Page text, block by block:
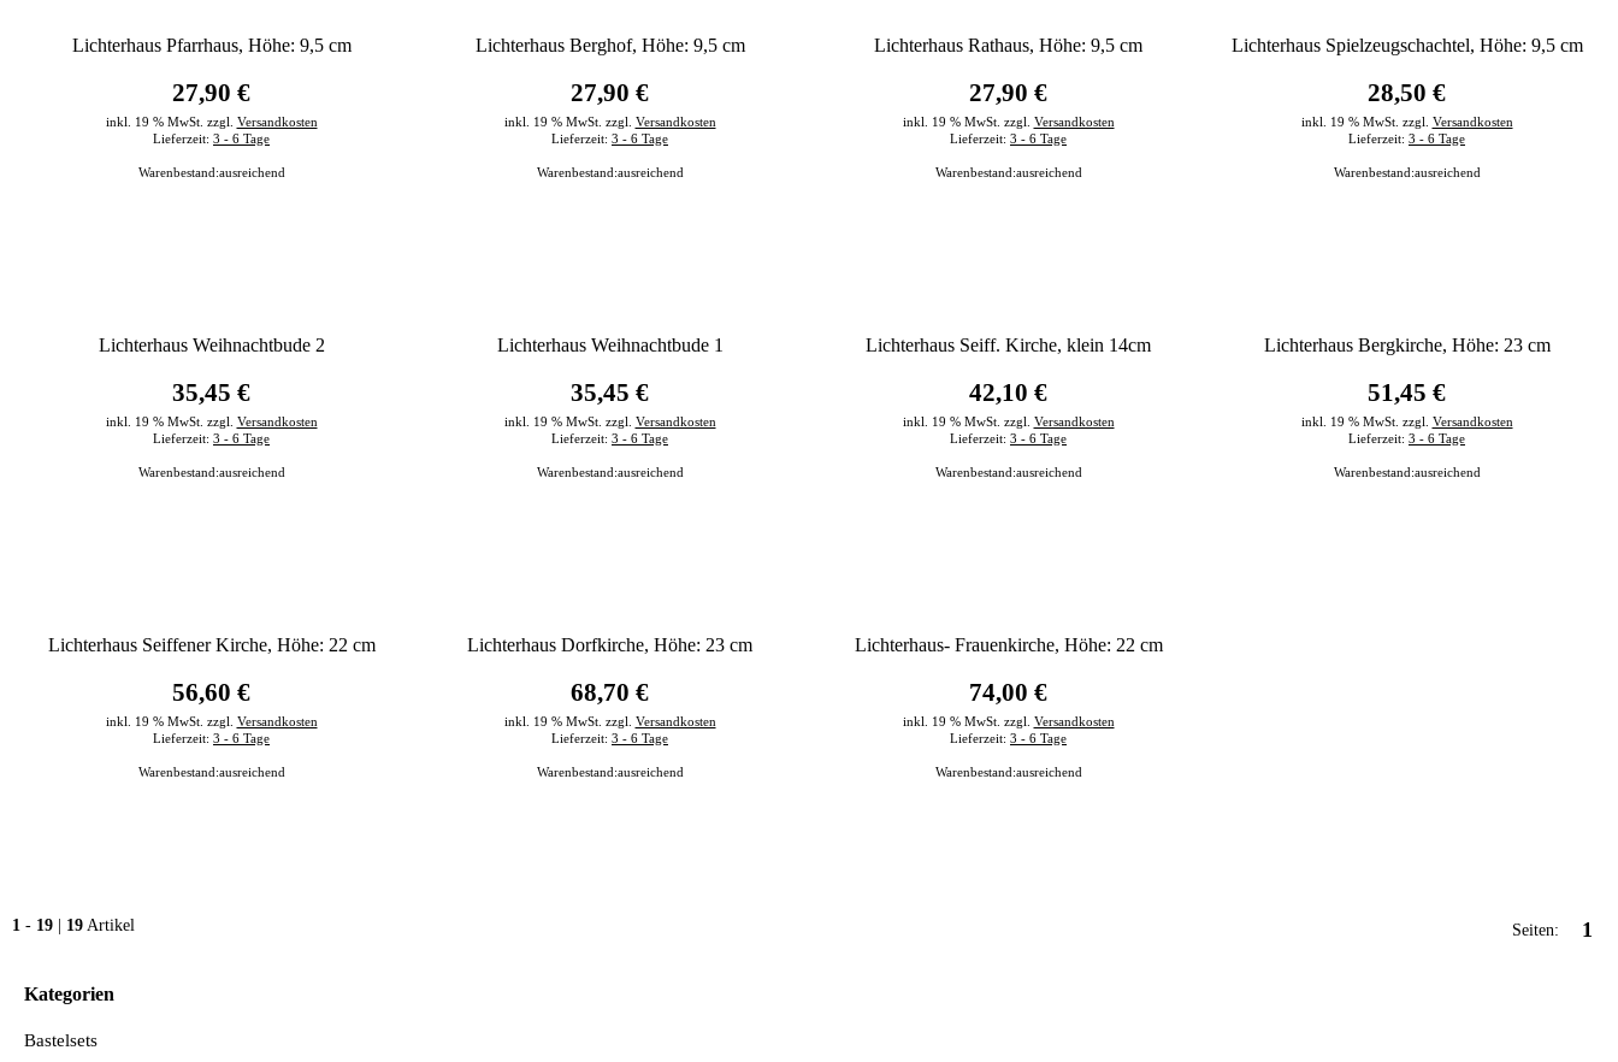
Lichterhaus Pfarrhaus, Höhe: 9,5 cm
27,90 €
inkl. 19 % MwSt. zzgl. Versandkosten
Lieferzeit: 3 - 6 Tage
Warenbestand:ausreichend
Lichterhaus Berghof, Höhe: 9,5 cm
27,90 €
inkl. 19 % MwSt. zzgl. Versandkosten
Lieferzeit: 3 - 6 Tage
Warenbestand:ausreichend
Lichterhaus Rathaus, Höhe: 9,5 cm
27,90 €
inkl. 19 % MwSt. zzgl. Versandkosten
Lieferzeit: 3 - 6 Tage
Warenbestand:ausreichend
Lichterhaus Spielzeugschachtel, Höhe: 9,5 cm
28,50 €
inkl. 19 % MwSt. zzgl. Versandkosten
Lieferzeit: 3 - 6 Tage
Warenbestand:ausreichend
Lichterhaus Weihnachtbude 2
35,45 €
inkl. 19 % MwSt. zzgl. Versandkosten
Lieferzeit: 3 - 6 Tage
Warenbestand:ausreichend
Lichterhaus Weihnachtbude 1
35,45 €
inkl. 19 % MwSt. zzgl. Versandkosten
Lieferzeit: 3 - 6 Tage
Warenbestand:ausreichend
Lichterhaus Seiff. Kirche, klein 14cm
42,10 €
inkl. 19 % MwSt. zzgl. Versandkosten
Lieferzeit: 3 - 6 Tage
Warenbestand:ausreichend
Lichterhaus Bergkirche, Höhe: 23 cm
51,45 €
inkl. 19 % MwSt. zzgl. Versandkosten
Lieferzeit: 3 - 6 Tage
Warenbestand:ausreichend
Lichterhaus Seiffener Kirche, Höhe: 22 cm
56,60 €
inkl. 19 % MwSt. zzgl. Versandkosten
Lieferzeit: 3 - 6 Tage
Warenbestand:ausreichend
Lichterhaus Dorfkirche, Höhe: 23 cm
68,70 €
inkl. 19 % MwSt. zzgl. Versandkosten
Lieferzeit: 3 - 6 Tage
Warenbestand:ausreichend
Lichterhaus- Frauenkirche, Höhe: 22 cm
74,00 €
inkl. 19 % MwSt. zzgl. Versandkosten
Lieferzeit: 3 - 6 Tage
Warenbestand:ausreichend
1 - 19 | 19 Artikel Seiten: 1
Kategorien
Bastelsets